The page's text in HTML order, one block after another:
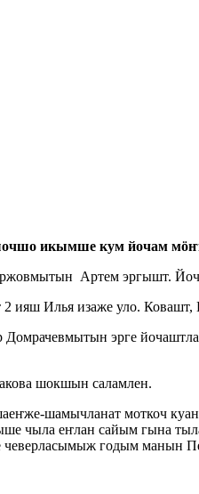
икымше кум йочам
Артем эргышт.
Илья изаже уло. Ковашт,
эрге
шокшын саламлен.
шамычланат моткоч
чыла еҥлан сайым гына
годым манын